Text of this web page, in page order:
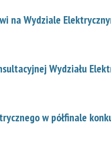
na Wydziale
Wydziału
w półfinale